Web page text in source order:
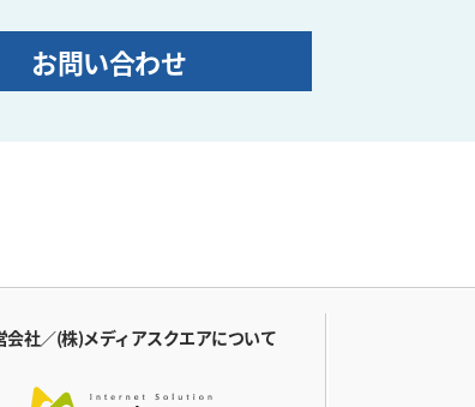
お問い合わせ
会社／(株)メディアスクエアについて